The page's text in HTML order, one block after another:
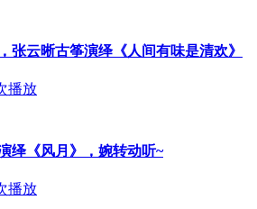
张云晰古筝演绎《人间有味是清欢》
播放
绎《风月》，婉转动听~
播放